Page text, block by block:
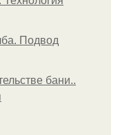
Подвод
бани..